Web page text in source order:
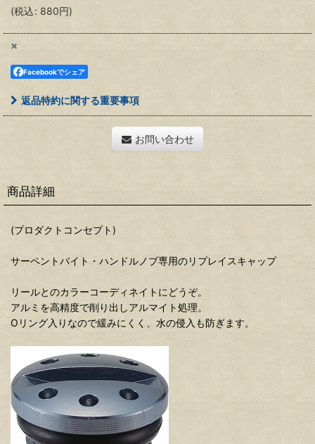
(税込: 880円)
×
Facebookでシェア
返品特約に関する重要事項
お問い合わせ
商品詳細
(プロダクトコンセプト)
サーペントバイト・ハンドルノブ専用のリプレイスキャップ
リールとのカラーコーディネイトにどうぞ。
アルミを高精度で削り出しアルマイト処理。
Oリング入りなので緩みにくく、水の侵入も防ぎます。